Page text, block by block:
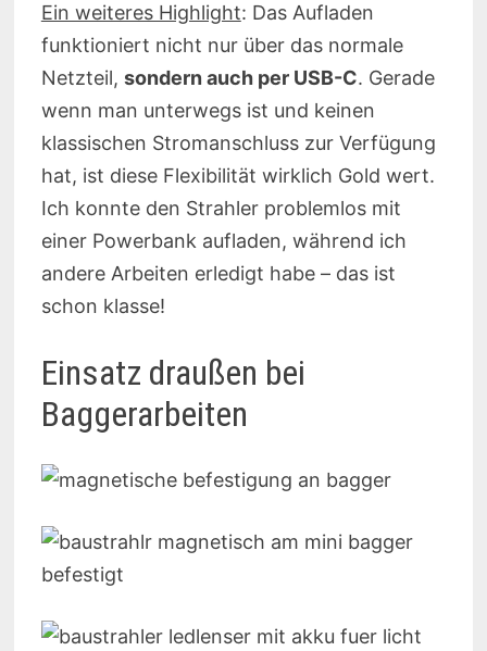
Ein weiteres Highlight: Das Aufladen
funktioniert nicht nur über das normale
Netzteil, sondern auch per USB-C. Gerade
wenn man unterwegs ist und keinen
klassischen Stromanschluss zur Verfügung
hat, ist diese Flexibilität wirklich Gold wert.
Ich konnte den Strahler problemlos mit
einer Powerbank aufladen, während ich
andere Arbeiten erledigt habe – das ist
schon klasse!
Einsatz draußen bei
Baggerarbeiten